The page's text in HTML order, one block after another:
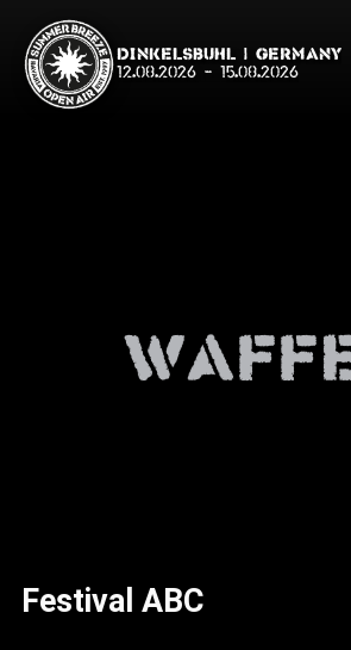
Dinkelsbühl | Germany
12.08.2026 - 15.08.2026
Info
Festival ABC